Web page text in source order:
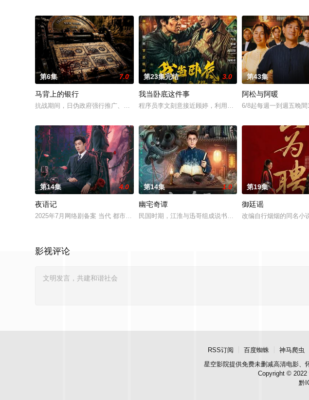
第6集 7.0
马背上的银行
抗战期间，日伪政府强行推广、使用由“中国准备银行”发行的伪钞货币。根据党中央指示，高景波
第23集完结 3.0
我当卧底这件事
程序员李文刻意接近顾婷，利用顾炎女儿奴的属性，请求老
第43集
阿松与阿暖
6/8起每週一到週五晚
第14集 4.0
夜语记
2025年7月网络剧备案 当代 都市 海南越酷文化传媒有限公司
第14集 1.0
幽宅奇谭
民国时期，江淮与迅哥组成说书班子，偶遇“白天人住屋，晚
第19集
御廷谣
改编自行烟烟的同名小
影视评论
RSS订阅 百度蜘蛛 神马爬虫
星空影院提供免费未删减高清电影、
Copyright © 2022
黔